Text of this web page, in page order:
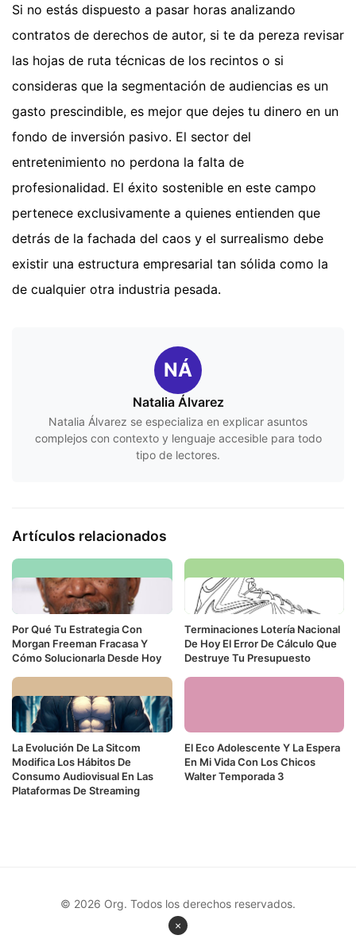
Si no estás dispuesto a pasar horas analizando
contratos de derechos de autor, si te da pereza revisar
las hojas de ruta técnicas de los recintos o si
consideras que la segmentación de audiencias es un
gasto prescindible, es mejor que dejes tu dinero en un
fondo de inversión pasivo. El sector del
entretenimiento no perdona la falta de
profesionalidad. El éxito sostenible en este campo
pertenece exclusivamente a quienes entienden que
detrás de la fachada del caos y el surrealismo debe
existir una estructura empresarial tan sólida como la
de cualquier otra industria pesada.
NÁ
Natalia Álvarez
Natalia Álvarez se especializa en explicar asuntos
complejos con contexto y lenguaje accesible para todo
tipo de lectores.
Artículos relacionados
Por Qué Tu Estrategia Con
Morgan Freeman Fracasa Y
Cómo Solucionarla Desde Hoy
Terminaciones Lotería Nacional
De Hoy El Error De Cálculo Que
Destruye Tu Presupuesto
La Evolución De La Sitcom
Modifica Los Hábitos De
Consumo Audiovisual En Las
Plataformas De Streaming
El Eco Adolescente Y La Espera
En Mi Vida Con Los Chicos
Walter Temporada 3
×
© 2026 Org. Todos los derechos reservados.